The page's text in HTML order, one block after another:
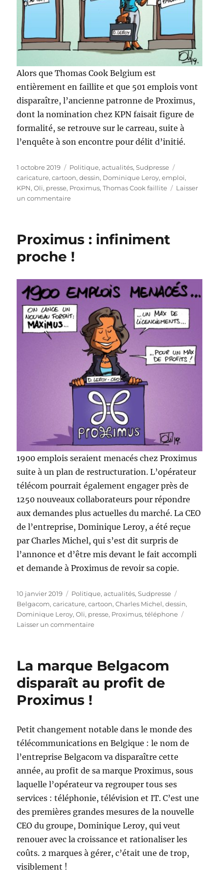
Alors que Thomas Cook Belgium est
entièrement en faillite et que 501 emplois vont
disparaître, l’ancienne patronne de Proximus,
dont la nomination chez KPN faisait figure de
formalité, se retrouve sur le carreau, suite à
l’enquête à son encontre pour délit d’initié.
Publié
le
1 octobre 2019 Catégories
Politique, actualités,Sudpresse
caricature,cartoon,dessin, Dominique Leroy,emploi,
KPN,Oli, presse, Proximus,Thomas Cook faillite
Laisser
un commentairesur
emploi
Proximus : infiniment
proche !
1900 emplois seraient menacés chez Proximus
suite à un plan de restructuration. L’opérateur
télécom pourrait également engager près de
1250 nouveaux collaborateurs pour répondre
aux demandes plus actuelles du marché. La CEO
de l’entreprise, Dominique Leroy, a été reçue
par Charles Michel, qui s’est dit surpris de
l’annonce et d’être mis devant le fait accompli
et demande à Proximus de revoir sa copie.
Publié
le
10 janvier 2019 Catégories
Politique, actualités,Sudpresse
Belgacom,caricature,cartoon,Charles Michel,dessin,
Dominique Leroy,Oli, presse, Proximus,téléphone
Laisser un commentairesur
proche
La marque Belgacom
disparaît au profit de
Proximus !
Petit changement notable dans le monde des
télécommunications en Belgique : le nom de
l’entreprise Belgacom va disparaître cette
année, au profit de sa marque Proximus, sous
laquelle l’opérateur va regrouper tous ses
services : téléphonie, télévision et IT. C’est une
des premières grandes mesures de la nouvelle
CEO du groupe, Dominique Leroy, qui veut
renouer avec la croissance et rationaliser les
coûts. 2 marques à gérer, c’était une de trop,
visiblement !